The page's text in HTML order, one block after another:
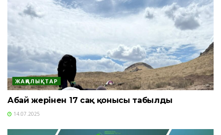
ЖАҢАЛЫҚТАР
Абай жерінен 17 сақ қонысы табылды
14.07.2025